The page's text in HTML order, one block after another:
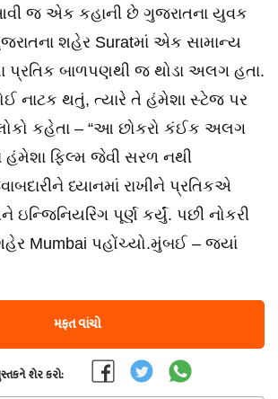
જ એક કહાની છે ગુજરાતના યુવક
શહેર Suratમાં એક સામાન્ય
પ્રતિક બાળપણથી જ થોડા અલગ હતા.
નાટક થતું, ત્યારે તે હંમેશા સ્ટેજ પર
કહેતા – “આ છોકરો કંઈક અલગ
ફિલ્મ જેવી સરળ નથી
ધ્યાનમાં રાખીને પ્રતિકએ
પૂર્ણ કર્યું. પછી નોકરી
Mumbai પહોંચ્યો.મુંબઈ – જ્યાં
મફત વાંચો
શેર કરો: